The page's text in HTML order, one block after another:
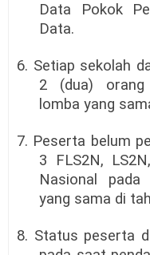
Data Pokok
Data.
6. Setiap sekolah
2 (dua) orang
lomba yang
7. Peserta belum
3 FLS2N,
Nasional pada
yang sama di
8. Status peserta